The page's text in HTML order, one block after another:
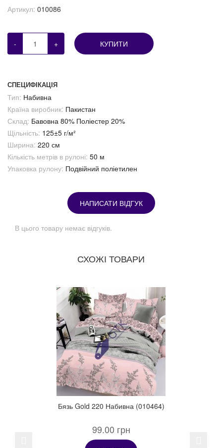
Артикул: 010086
- + КУПИТИ
СПЕЦИФІКАЦІЯ
Тип: Набивна
Країна виробник: Пакистан
Склад: Бавовна 80% Поліестер 20%
Щільність: 125±5 г/м²
Ширина: 220 см
Кількість метрів в рулоні: 50 м
Упаковка рулону: Подвійний поліетилен
НАПИСАТИ ВІДГУК
В цього товару немає відгуків.
СХОЖІ ТОВАРИ
Бязь Gold 220 Набивна (010464)
99.00 грн